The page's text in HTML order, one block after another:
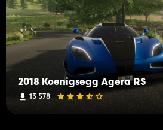
2018 Koenigsegg Agera RS
13 578